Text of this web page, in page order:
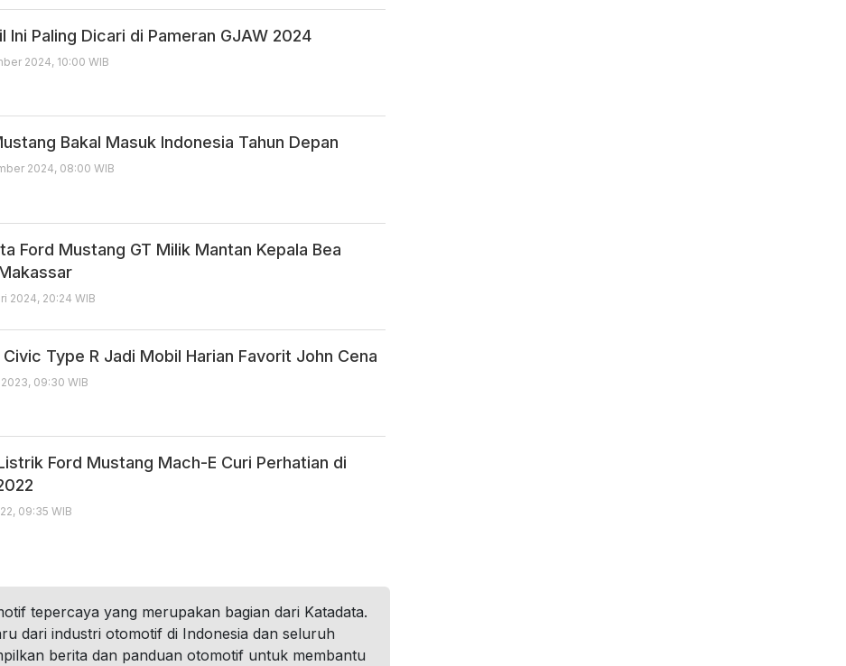
Ini Paling Dicari di Pameran GJAW 2024
2024, 10:00 WIB
Bakal Masuk Indonesia Tahun Depan
2024, 08:00 WIB
Ford Mustang GT Milik Mantan Kepala Bea
2024, 20:24 WIB
Civic Type R Jadi Mobil Harian Favorit John Cena
09:30 WIB
Ford Mustang Mach-E Curi Perhatian di
09:35 WIB
tepercaya yang merupakan bagian dari Katadata.
dari industri otomotif di Indonesia dan seluruh
berita dan panduan otomotif untuk membantu